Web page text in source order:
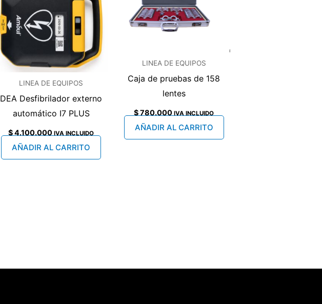
LINEA DE EQUIPOS
DEA Desfibrilador externo
automático I7 PLUS
$4.100.000 IVA INCLUIDO
AÑADIR AL CARRITO
LINEA DE EQUIPOS
Caja de pruebas de 158
lentes
$780.000 IVA INCLUIDO
AÑADIR AL CARRITO